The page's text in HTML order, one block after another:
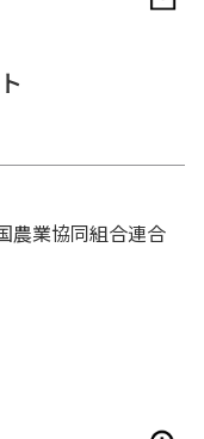
業協同組合連合